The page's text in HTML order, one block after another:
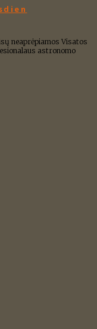
neaprėpiamos Visatos
astronomo